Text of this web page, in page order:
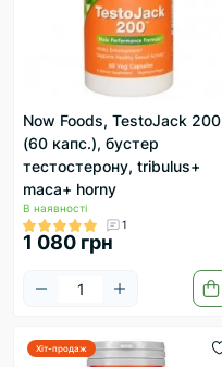
Now Foods, TestoJack 200
(60 капс.), бустер
тестостерону, tribulus+
maca+ horny
В наявності
1
1 080 грн
Хіт-продаж